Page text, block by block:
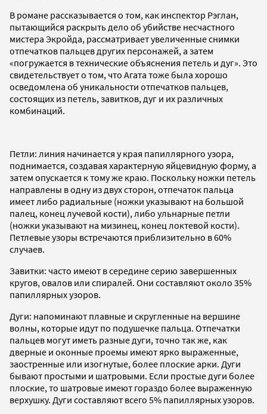
В романе рассказывается о том, как инспектор Рэглан,
пытающийся раскрыть дело об убийстве несчастного
мистера Экройда, рассматривает увеличенные снимки
отпечатков пальцев других персонажей, а затем
«погружается в технические объяснения петель и дуг». Это
свидетельствует о том, что Агата тоже была хорошо
осведомлена об уникальности отпечатков пальцев,
состоящих из петель, завитков, дуг и их различных
комбинаций.
Петли: линия начинается у края папиллярного узора,
поднимается, создавая характерную яйцевидную форму, а
затем опускается к тому же краю. Поскольку ножки петель
направлены в одну из двух сторон, отпечаток пальца
имеет либо радиальные (ножки указывают на большой
палец, конец лучевой кости), либо ульнарные петли
(ножки указывают на мизинец, конец локтевой кости).
Петлевые узоры встречаются приблизительно в 60%
случаев.
Завитки: часто имеют в середине серию завершенных
кругов, овалов или спиралей. Они составляют около 35%
папиллярных узоров.
Дуги: напоминают плавные и скругленные на вершине
волны, которые идут по подушечке пальца. Отпечатки
пальцев могут иметь разные дуги, точно так же, как
дверные и оконные проемы имеют ярко выраженные,
заостренные или изогнутые, более плоские арки. Дуги
бывают простыми и шатровыми. Если простые дуги более
плоские, то шатровые имеют гораздо более выраженную
верхушку. Дуги составляют всего 5% папиллярных узоров.